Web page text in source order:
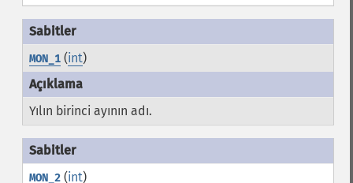
MON_1(int)
Yılın birinci ayının adı.
MON_2(int)